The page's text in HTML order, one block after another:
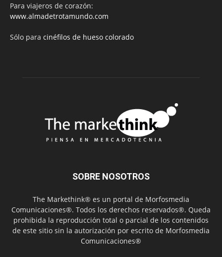
Para viajeros de corazón:
www.almadetrotamundo.com
Sólo para cinéfilos de hueso colorado
SOBRE NOSOTROS
The Markethink® es un portal de Morfosmedia
Comunicaciones®. Todos los derechos reservados®. Queda
prohibida la reproducción total o parcial de los contenidos
de este sitio sin la autorización por escrito de Morfosmedia
Comunicaciones®